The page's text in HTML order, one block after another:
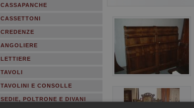
CASSAPANCHE
CASSETTONI
CREDENZE
ANGOLIERE
LETTIERE
TAVOLI
TAVOLINI E CONSOLLE
SEDIE, POLTRONE E DIVANI